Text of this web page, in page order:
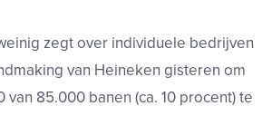
zegt over individuele bedrijven
van Heineken gisteren om
van 85.000 banen (ca. 10 procent) te